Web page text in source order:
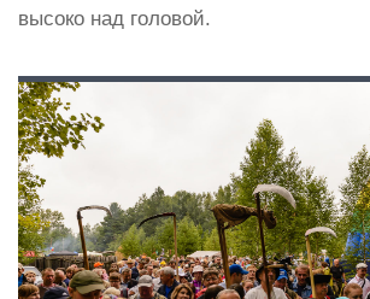
высоко над головой.